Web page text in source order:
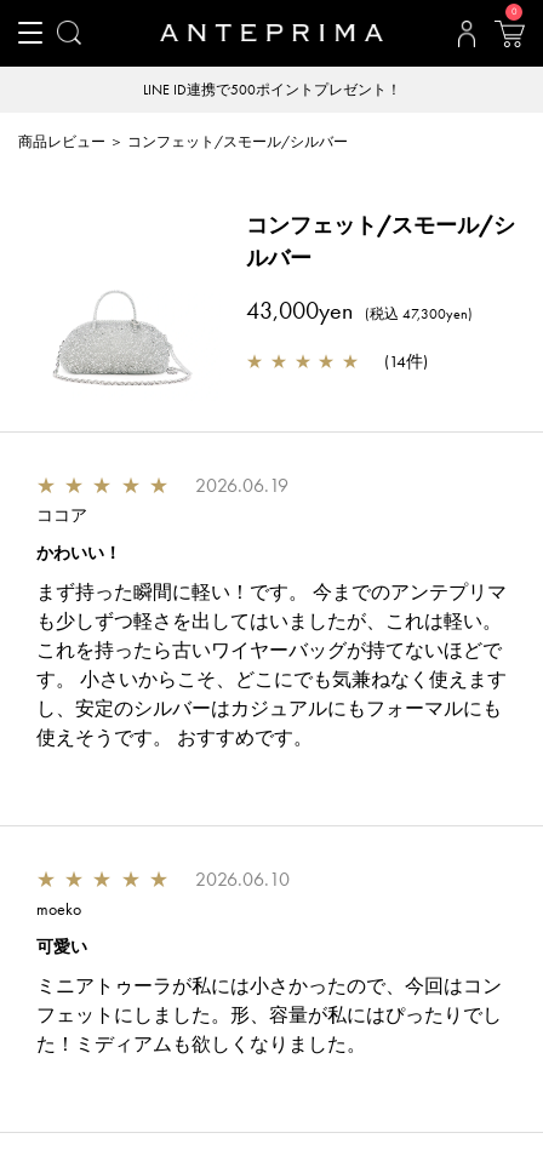
0
LINE ID連携で500ポイントプレゼント！
商品レビュー ＞ コンフェット/スモール/シルバー
コンフェット/スモール/シ
ルバー
43,000yen (税込 47,300yen)
★ ★ ★ ★ ★ (14件)
★ ★ ★ ★ ★ 2026.06.19
ココア
かわいい！
まず持った瞬間に軽い！です。 今までのアンテプリマ
も少しずつ軽さを出してはいましたが、これは軽い。
これを持ったら古いワイヤーバッグが持てないほどで
す。 小さいからこそ、どこにでも気兼ねなく使えます
し、安定のシルバーはカジュアルにもフォーマルにも
使えそうです。 おすすめです。
★ ★ ★ ★ ★ 2026.06.10
moeko
可愛い
ミニアトゥーラが私には小さかったので、今回はコン
フェットにしました。形、容量が私にはぴったりでし
た！ミディアムも欲しくなりました。